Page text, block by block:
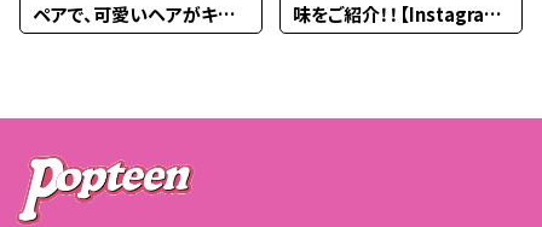
ペアで、可愛いヘアがキマ
味をご紹介！！【Instagra